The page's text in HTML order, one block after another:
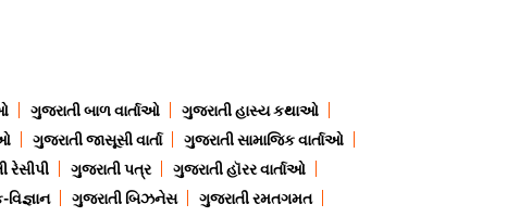
ગુજરાતી બાળ વાર્તાઓ
ગુજરાતી હાસ્ય કથાઓ
ગુજરાતી જાસૂસી વાર્તા
ગુજરાતી સામાજિક વાર્તાઓ
રેસીપી ગુજરાતી પત્ર
ગુજરાતી હૉરર વાર્તાઓ
ગુજરાતી બિઝનેસ ગુજરાતી રમતગમત